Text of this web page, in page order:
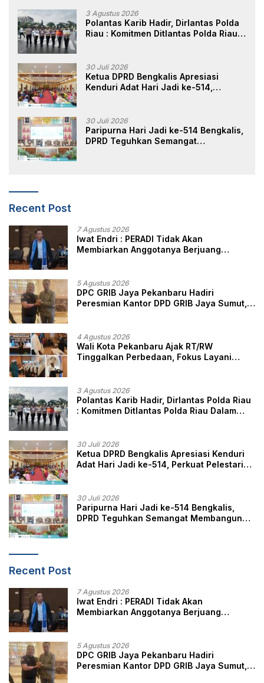
3 Agustus 2026
Polantas Karib Hadir, Dirlantas Polda
Riau : Komitmen Ditlantas Polda Riau
Masyarakat
30 Juli 2026
Ketua DPRD Bengkalis Apresiasi
Kenduri Adat Hari Jadi ke-514,
30 Juli 2026
Paripurna Hari Jadi ke-514 Bengkalis,
DPRD Teguhkan Semangat
Recent Post
7 Agustus 2026
Iwat Endri : PERADI Tidak Akan
Membiarkan Anggotanya Berjuang
5 Agustus 2026
DPC GRIB Jaya Pekanbaru Hadiri
Peresmian Kantor DPD GRIB Jaya Sumut,
4 Agustus 2026
Wali Kota Pekanbaru Ajak RT/RW
Tinggalkan Perbedaan, Fokus Layani
3 Agustus 2026
Polantas Karib Hadir, Dirlantas Polda Riau
: Komitmen Ditlantas Polda Riau Dalam
30 Juli 2026
Ketua DPRD Bengkalis Apresiasi Kenduri
Adat Hari Jadi ke-514, Perkuat Pelestarian
30 Juli 2026
Paripurna Hari Jadi ke-514 Bengkalis,
DPRD Teguhkan Semangat Membangun
Recent Post
7 Agustus 2026
Iwat Endri : PERADI Tidak Akan
Membiarkan Anggotanya Berjuang
5 Agustus 2026
DPC GRIB Jaya Pekanbaru Hadiri
Peresmian Kantor DPD GRIB Jaya Sumut,